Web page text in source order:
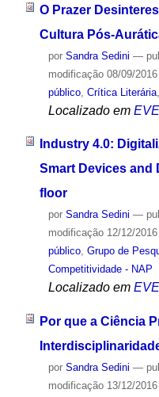
O Prazer
Cultura Pós-
por Sandra Sedini —
modificação08/09/2016
público, Crítica Literária,
Localizado em
Industry 4.0:
Smart Devices and
floor
por Sandra Sedini —
modificação12/12/2016
público, Grupo de
Competitividade - NAP
Localizado em
Por que a Ciência
por Sandra Sedini —
modificação13/12/2016